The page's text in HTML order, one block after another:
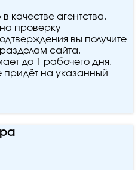
качестве агентства.
проверку
вы получите
сайта.
до 1 рабочего дня.
придёт на указанный